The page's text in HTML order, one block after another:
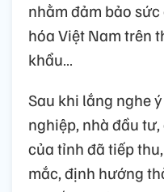
nhằm đảm bảo
hóa Việt Nam trên
khẩu…
Sau khi lắng nghe
nghiệp, nhà đầu
của tỉnh đã tiếp
mắc, định hướng